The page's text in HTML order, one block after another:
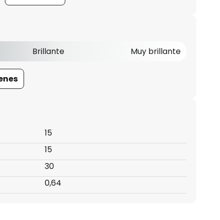
Brillante Muy brillante
15
15
30
0,64